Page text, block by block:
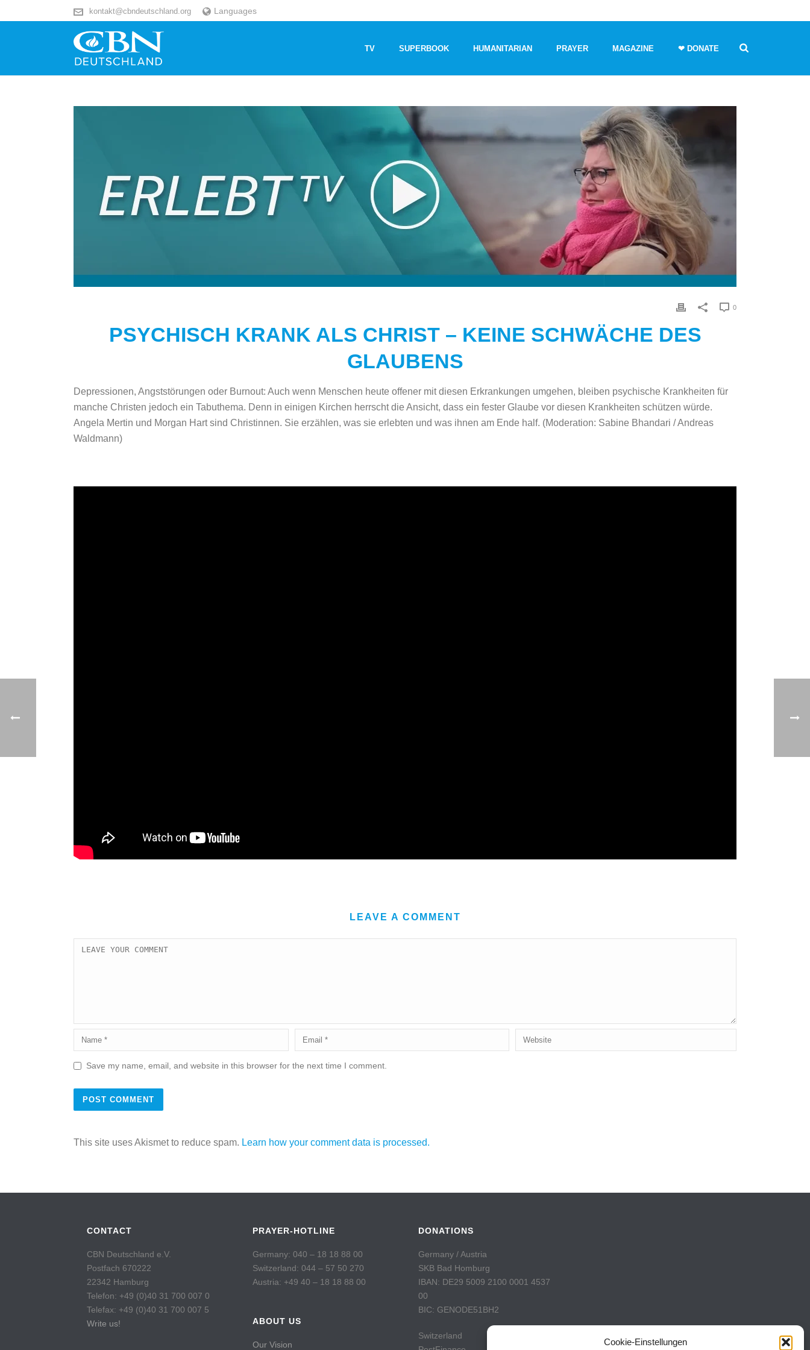
Cookie-Einstellungen
kontakt@cbndeutschland.org Languages
TV SUPERBOOK HUMANITARIAN PRAYER MAGAZINE ❤ DONATE
0
PSYCHISCH KRANK ALS CHRIST – KEINE SCHWÄCHE DES
GLAUBENS
Depressionen, Angststörungen oder Burnout: Auch wenn Menschen heute offener mit diesen Erkrankungen umgehen, bleiben psychische Krankheiten für
manche Christen jedoch ein Tabuthema. Denn in einigen Kirchen herrscht die Ansicht, dass ein fester Glaube vor diesen Krankheiten schützen würde.
Angela Mertin und Morgan Hart sind Christinnen. Sie erzählen, was sie erlebten und was ihnen am Ende half. (Moderation: Sabine Bhandari / Andreas
Waldmann)
LEAVE A COMMENT
Save my name, email, and website in this browser for the next time I comment.
This site uses Akismet to reduce spam. Learn how your comment data is processed.
CONTACT
CBN Deutschland e.V.
Postfach 670222
22342 Hamburg
Telefon: +49 (0)40 31 700 007 0
Telefax: +49 (0)40 31 700 007 5
Write us!
PRAYER-HOTLINE
Germany: 040 – 18 18 88 00
Switzerland: 044 – 57 50 270
Austria: +49 40 – 18 18 88 00
ABOUT US
Our Vision
DONATIONS
Germany / Austria
SKB Bad Homburg
IBAN: DE29 5009 2100 0001 4537
00
BIC: GENODE51BH2
Switzerland